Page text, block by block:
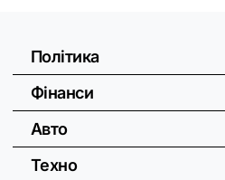
Політика
Фінанси
Авто
Техно